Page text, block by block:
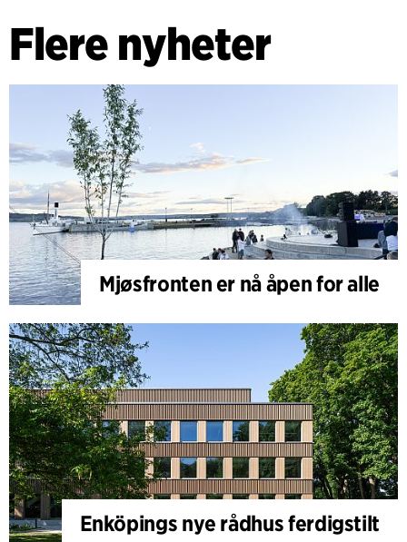
Flere nyheter
Mjøsfronten er nå åpen for alle
Enköpings nye rådhus ferdigstilt